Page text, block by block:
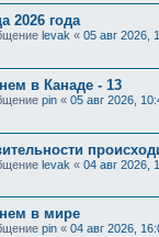
2026 года
levak « 05 авг 2026,
в Канаде - 13
pin « 05 авг 2026,
levak « 04 авг 2026,
в мире
pin « 04 авг 2026,